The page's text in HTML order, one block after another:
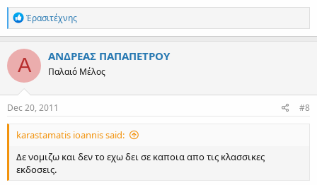
R
e
a
c
t
o
n
s
Ἐρασιτέχνης
Α ΑΝΔΡΕΑΣ ΠΑΠΑΠΕΤΡΟΥ
Παλαιό Μέλος
Dec 20, 2011 #8
karastamatis ioannis said:
Δε νομιζω και δεν το εχω δει σε καποια απο τις κλασσικες
εκδοσεις.